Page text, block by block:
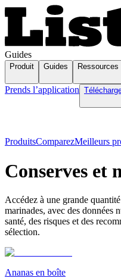
Guides
Produit Guides Ressources
Prends l’application
ProduitsComparezMeilleurs
Conserves et
Accédez à une grande
marinades, avec des données
santé, des risques et des
sélection.
Ananas en boîte